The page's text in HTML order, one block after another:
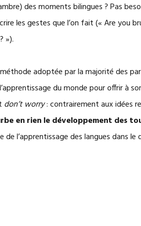
des moments bilingues ? Pas
les gestes que l’on fait (« Are you
»).
adoptée par la majorité des
du monde pour offrir à
don’t worry: contrairement aux idées
en rien le développement des
l’apprentissage des langues dans